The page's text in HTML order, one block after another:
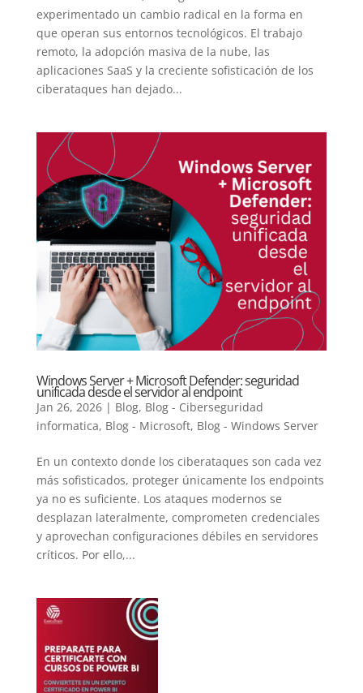
experimentado un cambio radical en la forma en
que operan sus entornos tecnológicos. El trabajo
remoto, la adopción masiva de la nube, las
aplicaciones SaaS y la creciente sofisticación de los
ciberataques han dejado...
Windows Server + Microsoft Defender: seguridad
unificada desde el servidor al endpoint
Jan 26, 2026| Blog, Blog - Ciberseguridad
informatica, Blog - Microsoft, Blog - Windows Server
En un contexto donde los ciberataques son cada vez
más sofisticados, proteger únicamente los endpoints
ya no es suficiente. Los ataques modernos se
desplazan lateralmente, comprometen credenciales
y aprovechan configuraciones débiles en servidores
críticos. Por ello,...